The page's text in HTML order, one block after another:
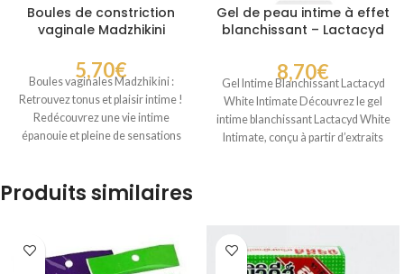
Boules de constriction
vaginale Madzhikini
5,70€
Boules vaginales Madzhikini :
Retrouvez tonus et plaisir intime !
Redécouvrez une vie intime
épanouie et pleine de sensations
Gel de peau intime à effet
blanchissant – Lactacyd
8,70€
Gel Intime Blanchissant Lactacyd
White Intimate Découvrez le gel
intime blanchissant Lactacyd White
Intimate, conçu à partir d’extraits
Produits similaires